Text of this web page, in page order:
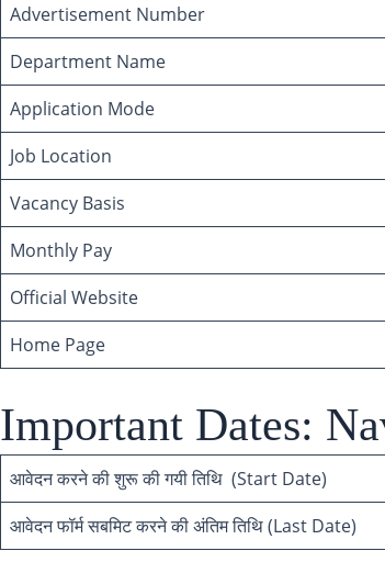
Advertisement Number
Department Name
Application Mode
Job Location
Vacancy Basis
Monthly Pay
Official Website
Home Page
Important Dates:
आवेदन करने की शुरू की गयी तिथि (Start Date)
आवेदन फॉर्म सबमिट करने की अंतिम तिथि (Last Date)